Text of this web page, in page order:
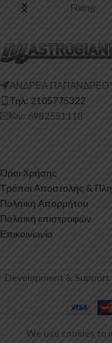
Fixing
ΑΝΔΡΕΑ
Τηλ: 2105775322
Κιν: 6982551118
Όροι Χρήσης
Τρόποι Αποστολής &
Πολιτική Απορρήτου
Πολιτική επιστροφών
Επικοινωνία
Development & Support
We use cookies to
Διαχύτης